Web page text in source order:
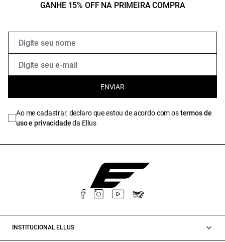
GANHE 15% OFF NA PRIMEIRA COMPRA
ENVIAR
Ao me cadastrar, declaro que estou de acordo com ostermos de
uso e privacidadeda Ellus
INSTITUCIONAL ELLUS